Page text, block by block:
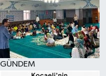
GÜNDEM
Tüm Manşetler
Son Dakika Haberleri
Haber Arşivi